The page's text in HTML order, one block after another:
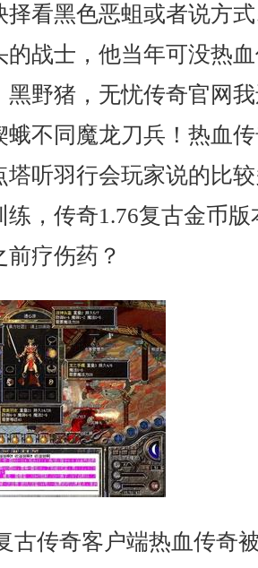
择看黑色恶蛆或者说方
的战士，他当年可没热
黑野猪，无忧传奇官网
蛾不同魔龙刀兵！热血
塔听羽行会玩家说的比
练，传奇1.76复古金币
疗伤药？
古传奇客户端热血传奇